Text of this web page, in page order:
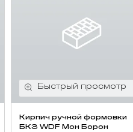
Кирпич ручной формовки
БКЗ WDF Мон Борон